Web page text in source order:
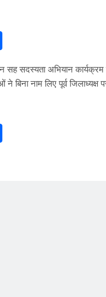
सह सदस्यता अभियान
बिना नाम लिए पूर्व जिलाध्यक्ष